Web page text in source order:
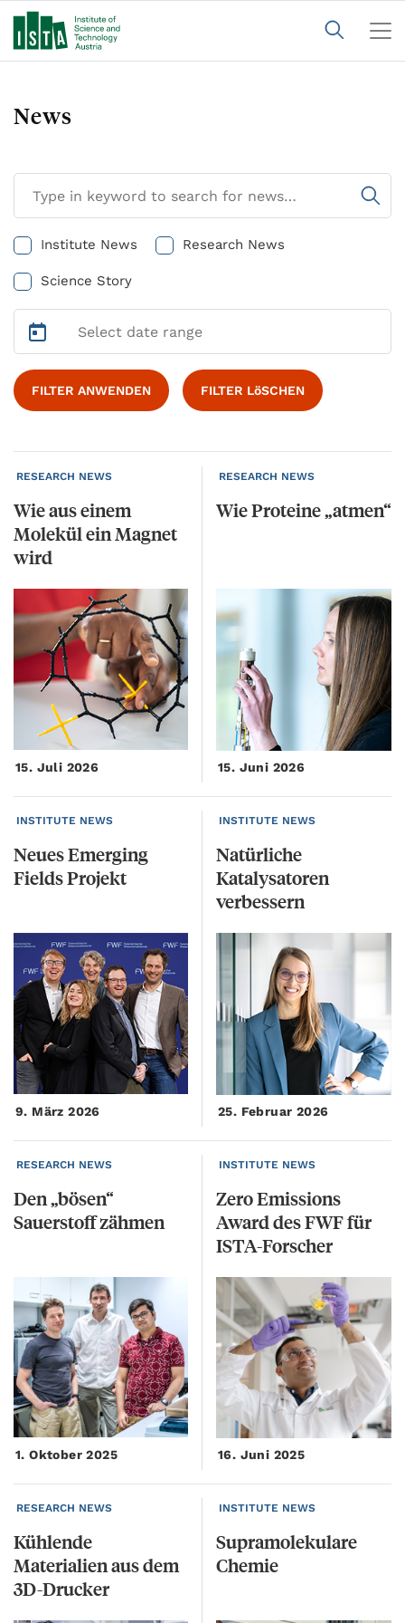
News
Institute News Research News
Science Story
FILTER ANWENDEN FILTER LöSCHEN
RESEARCH NEWS
Wie aus einem
Molekül ein Magnet
wird
15. Juli 2026
RESEARCH NEWS
WieProteine„atmen“
15. Juni 2026
INSTITUTE NEWS
NeuesEmerging
FieldsProjekt
9. März 2026
INSTITUTE NEWS
Natürliche
Katalysatoren
verbessern
25. Februar 2026
RESEARCH NEWS
Den„bösen“
Sauerstoffzähmen
1. Oktober 2025
INSTITUTE NEWS
Zero Emissions
Award des FWF für
ISTA-Forscher
16. Juni 2025
RESEARCH NEWS
Kühlende
Materialien aus dem
3D-Drucker
INSTITUTE NEWS
Supramolekulare
Chemie